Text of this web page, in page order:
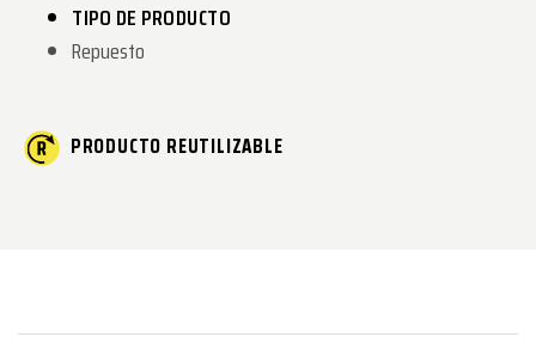
TIPO DE PRODUCTO
Repuesto
PRODUCTO REUTILIZABLE